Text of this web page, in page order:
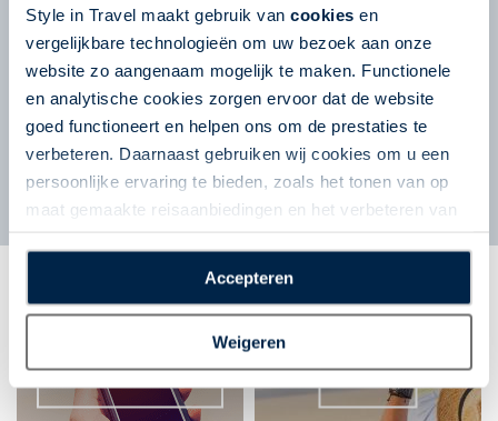
Style in Travel maakt gebruik van cookies en
vergelijkbare technologieën om uw bezoek aan onze
website zo aangenaam mogelijk te maken. Functionele
en analytische cookies zorgen ervoor dat de website
goed functioneert en helpen ons om de prestaties te
verbeteren. Daarnaast gebruiken wij cookies om u een
persoonlijke ervaring te bieden, zoals het tonen van op
maat gemaakte reisaanbiedingen en het verbeteren van
plaatsen van alle hierboven beschreven cookies en
technologieën, waarmee persoonlijke gegevens kunnen
worden verzameld. Indien u kiest voor “Weigeren”
plaatsen wij enkel functionele cookies, en zal er geen
sprake zijn van gepersonaliseerde content.
Accepteren
Weigeren
Nieuwsbrief Blog